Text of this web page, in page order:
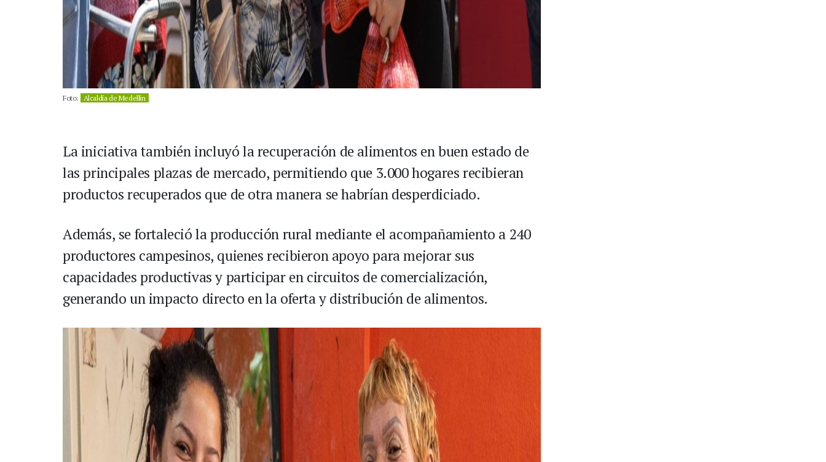
Foto: Alcaldía de Medellín .
La iniciativa también incluyó la recuperación de alimentos en buen estado de
las principales plazas de mercado, permitiendo que 3.000 hogares recibieran
productos recuperados que de otra manera se habrían desperdiciado.
Además, se fortaleció la producción rural mediante el acompañamiento a 240
productores campesinos, quienes recibieron apoyo para mejorar sus
capacidades productivas y participar en circuitos de comercialización,
generando un impacto directo en la oferta y distribución de alimentos.